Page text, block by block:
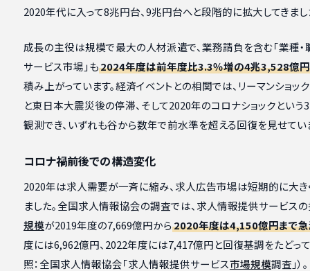
2020年代に入って8兆円台、9兆円台へと段階的に拡大してきまし
成長の主役は規模で最大の人材派遣で、業務請負を含む「業種
サービス市場」も2024年度は前年度比3.3％増の4兆3,528億円
積み上がっています。経済イベントとの相関では、リーマンショッ
と東日本大震災後の停滞、そして2020年のコロナショックという
観測でき、いずれも谷から数年で前水準を超える回復を見せてい
コロナ禍前後での構造変化
2020年は求人需要が一斉に縮み、求人広告市場は短期的に大き
ました。全国求人情報協会の調査では、求人情報提供サービス
規模が2019年度の7,669億円から2020年度は4,150億円まで
度には6,962億円、2022年度には7,417億円と回復基調をたどっ
照：全国求人情報協会「求人情報提供サービス市場規模調査」）。